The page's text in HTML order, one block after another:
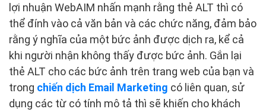
lợi nhuận WebAIM nhấn mạnh rằng thẻ ALT thì có
thể đính vào cả văn bản và các chức năng, đảm bảo
rằng ý nghĩa của một bức ảnh được dịch ra, kể cả
khi người nhận không thấy được bức ảnh. Gắn lại
thẻ ALT cho các bức ảnh trên trang web của bạn và
trong chiến dịch Email Marketing có liên quan, sử
dụng các từ có tính mô tả thì sẽ khiến cho khách